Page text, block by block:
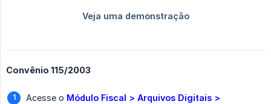
Convênio 115/2003
Acesse o Módulo Fiscal > Arquivos Digitais >